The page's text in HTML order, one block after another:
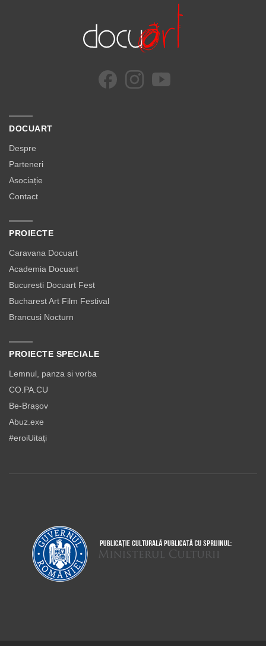
DOCUART
Despre
Parteneri
Asociație
Contact
PROIECTE
Caravana Docuart
Academia Docuart
Bucuresti Docuart Fest
Bucharest Art Film Festival
Brancusi Nocturn
PROIECTE SPECIALE
Lemnul, panza si vorba
CO.PA.CU
Be-Brașov
Abuz.exe
#eroiUitați